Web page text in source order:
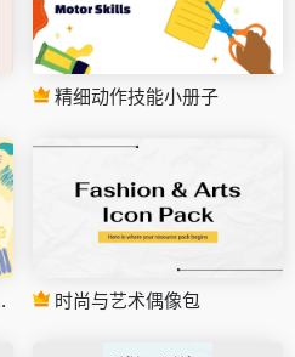
精细动作技能小册子
时尚与艺术偶像包